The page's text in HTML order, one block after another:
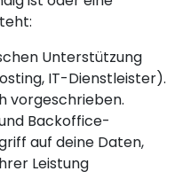
Unterstützung
IT-Dienstleister).
vorgeschrieben.
Backoffice-
auf deine Daten,
Leistung